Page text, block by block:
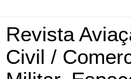
Revista
Civil /